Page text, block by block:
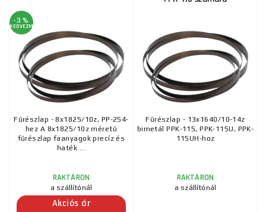
-3 %
KEDVEZMÉNY
Fűrészlap - 8x1825/10z, PP-254-
hez A 8x1825/10z méretű
fűrészlap faanyagok precíz és
haték ...
RAKTÁRON
a szállítónál
Akciós ár
Fűrészlap - 13x1640/10-14z
bimetál PPK-115, PPK-115U, PPK-
115UH-hoz
RAKTÁRON
a szállítónál